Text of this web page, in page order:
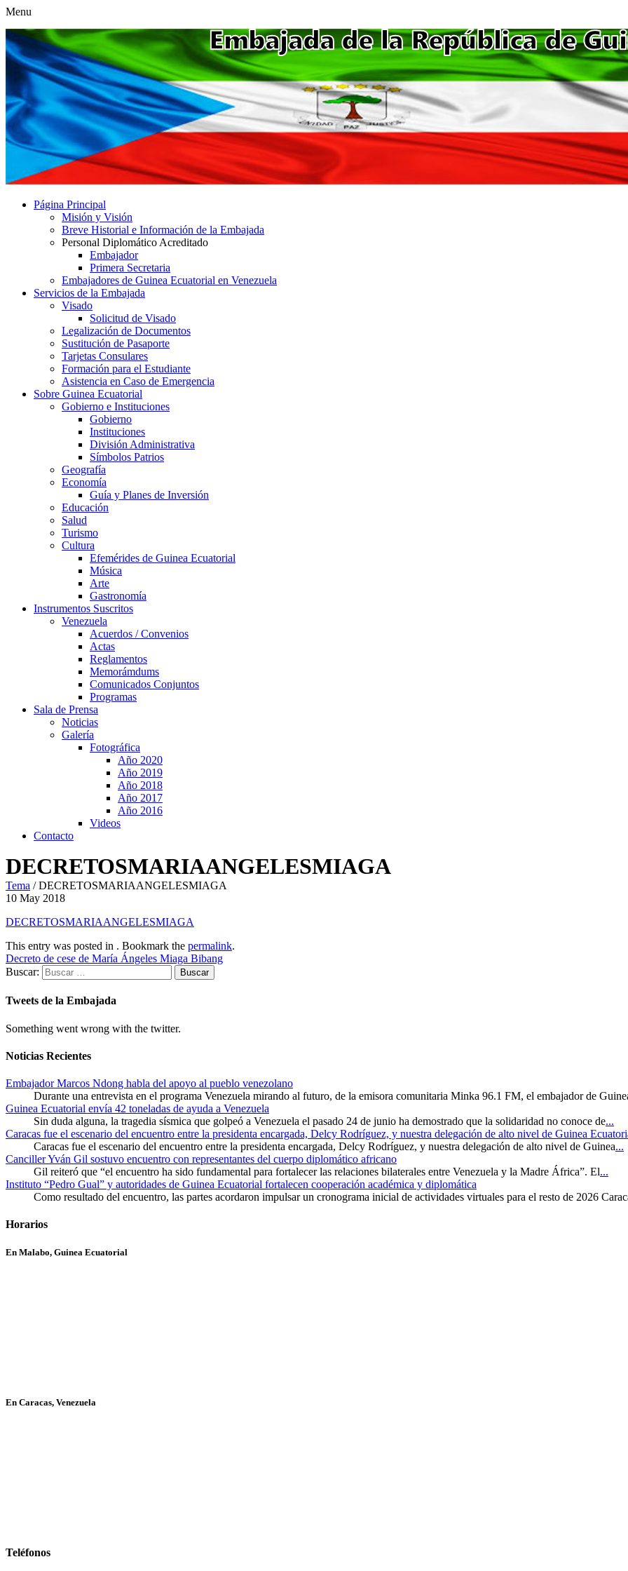
Menu
Página Principal
Misión y Visión
Breve Historial e Información de la Embajada
Personal Diplomático Acreditado
Embajador
Primera Secretaria
Embajadores de Guinea Ecuatorial en Venezuela
Servicios de la Embajada
Visado
Solicitud de Visado
Legalización de Documentos
Sustitución de Pasaporte
Tarjetas Consulares
Formación para el Estudiante
Asistencia en Caso de Emergencia
Sobre Guinea Ecuatorial
Gobierno e Instituciones
Gobierno
Instituciones
División Administrativa
Símbolos Patrios
Geografía
Economía
Guía y Planes de Inversión
Educación
Salud
Turismo
Cultura
Efemérides de Guinea Ecuatorial
Música
Arte
Gastronomía
Instrumentos Suscritos
Venezuela
Acuerdos / Convenios
Actas
Reglamentos
Memorámdums
Comunicados Conjuntos
Programas
Sala de Prensa
Noticias
Galería
Fotográfica
Año 2020
Año 2019
Año 2018
Año 2017
Año 2016
Videos
Contacto
DECRETOSMARIAANGELESMIAGA
Tema /DECRETOSMARIAANGELESMIAGA
10 May 2018
DECRETOSMARIAANGELESMIAGA
This entry was posted in . Bookmark the permalink.
Decreto de cese de María Ángeles Miaga Bibang
Buscar:
Tweets de la Embajada
Something went wrong with the twitter.
Noticias Recientes
Embajador Marcos Ndong habla del apoyo al pueblo venezolano
Durante una entrevista en el programa Venezuela mirando al futuro, de la emisora comunitaria Minka 96.1 FM, el embajador de
Guinea Ecuatorial envía 42 toneladas de ayuda a Venezuela
Sin duda alguna, la tragedia sísmica que golpeó a Venezuela el pasado 24 de junio ha demostrado que la solidaridad no conoce de...
Caracas fue el escenario del encuentro entre la presidenta encargada, Delcy Rodríguez, y nuestra delegación de alto nivel de Guinea
Caracas fue el escenario del encuentro entre la presidenta encargada, Delcy Rodríguez, y nuestra delegación de alto nivel de Guinea...
Canciller Yván Gil sostuvo encuentro con representantes del cuerpo diplomático africano
Gil reiteró que “el encuentro ha sido fundamental para fortalecer las relaciones bilaterales entre Venezuela y la Madre África”. El...
Instituto “Pedro Gual” y autoridades de Guinea Ecuatorial fortalecen cooperación académica y diplomática
Como resultado del encuentro, las partes acordaron impulsar un cronograma inicial de actividades virtuales para el resto de 2026
Horarios
En Malabo, Guinea Ecuatorial
En Caracas, Venezuela
Teléfonos